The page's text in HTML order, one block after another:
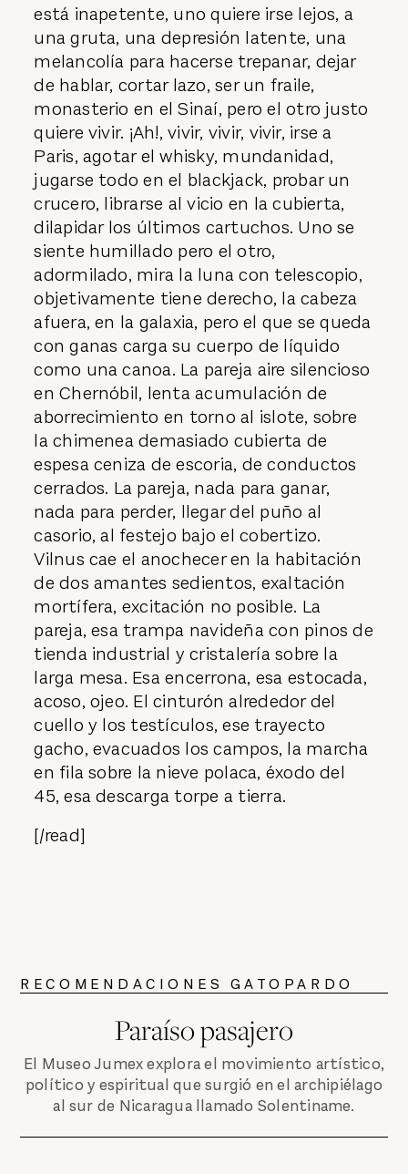
está inapetente, uno quiere irse lejos, a
una gruta, una depresión latente, una
melancolía para hacerse trepanar, dejar
de hablar, cortar lazo, ser un fraile,
monasterio en el Sinaí, pero el otro justo
quiere vivir. ¡Ah!, vivir, vivir, vivir, irse a
Paris, agotar el whisky, mundanidad,
jugarse todo en el blackjack, probar un
crucero, librarse al vicio en la cubierta,
dilapidar los últimos cartuchos. Uno se
siente humillado pero el otro,
adormilado, mira la luna con telescopio,
objetivamente tiene derecho, la cabeza
afuera, en la galaxia, pero el que se queda
con ganas carga su cuerpo de líquido
como una canoa. La pareja aire silencioso
en Chernóbil, lenta acumulación de
aborrecimiento en torno al islote, sobre
la chimenea demasiado cubierta de
espesa ceniza de escoria, de conductos
cerrados. La pareja, nada para ganar,
nada para perder, llegar del puño al
casorio, al festejo bajo el cobertizo.
Vilnus cae el anochecer en la habitación
de dos amantes sedientos, exaltación
mortífera, excitación no posible. La
pareja, esa trampa navideña con pinos de
tienda industrial y cristalería sobre la
larga mesa. Esa encerrona, esa estocada,
acoso, ojeo. El cinturón alrededor del
cuello y los testículos, ese trayecto
gacho, evacuados los campos, la marcha
en fila sobre la nieve polaca, éxodo del
45, esa descarga torpe a tierra.
[/read]
RECOMENDACIONES GATOPARDO
Paraíso pasajero
El Museo Jumex explora el movimiento artístico,
político y espiritual que surgió en el archipiélago
al sur de Nicaragua llamado Solentiname.